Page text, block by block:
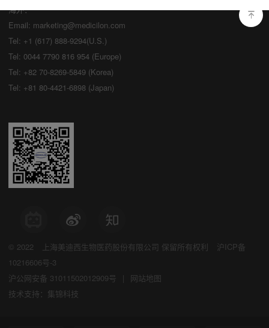
海外：
Email: marketing@medicilon.com
Tel: +1 (617) 888-9294(U.S.)
Tel: 0044 7790 816 954 (Europe)
Tel: +82 70-8269-5849 (Korea)
Tel: +81 80-4421-6898 (Japan)
© 2022 上海美迪西生物医药股份有限公司 保留所有权利
沪ICP备
10216606号-3
沪公网安备 31011502012909号
|
网站地图
技术支持：集锦科技